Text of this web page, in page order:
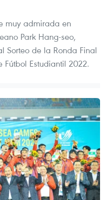
muy admirada en
Park Hang-seo,
Sorteo de la Ronda Final
Estudiantil 2022.